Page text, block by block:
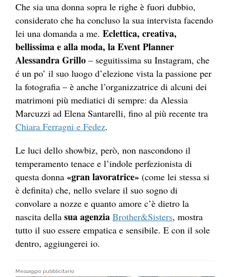
Che sia una donna sopra le righe è fuori dubbio,
considerato che ha concluso la sua intervista facendo
lei una domanda a me. Eclettica, creativa,
bellissima e alla moda, la Event Planner
Alessandra Grillo – seguitissima su Instagram, che
é un po’ il suo luogo d’elezione vista la passione per
la fotografia – è anche l’organizzatrice di alcuni dei
matrimoni più mediatici di sempre: da Alessia
Marcuzzi ad Elena Santarelli, fino al più recente tra
Chiara Ferragni e Fedez.
Le luci dello showbiz, però, non nascondono il
temperamento tenace e l’indole perfezionista di
questa donna «gran lavoratrice» (come lei stessa si
è definita) che, nello svelare il suo sogno di
convolare a nozze e quanto amore c’è dietro la
nascita della sua agenzia Brother&Sisters, mostra
tutto il suo essere empatica e sensibile. E con il sole
dentro, aggiungerei io.
Messaggio pubblicitario